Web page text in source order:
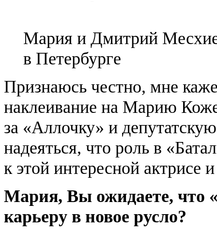
Мария и Дмитрий
в Петербурге
Признаюсь честно, мне
наклеивание на Марию
за «Аллочку» и
надеяться, что роль в
к этой интересной актрисе
Мария, Вы ожидаете, что
карьеру в новое русло?